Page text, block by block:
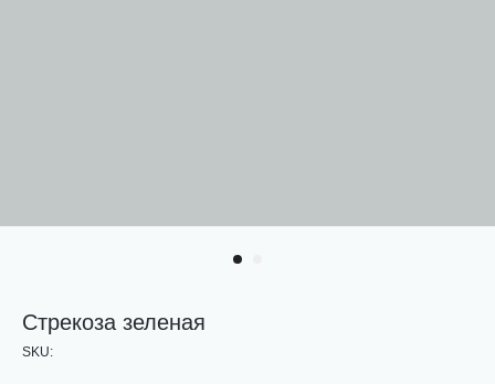
Стрекоза зеленая
SKU: